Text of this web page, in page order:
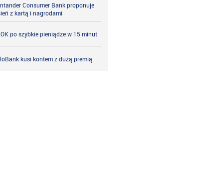
Consumer Bank proponuje
z kartą i nagrodami
po szybkie pieniądze w 15 minut
kusi kontem z dużą premią